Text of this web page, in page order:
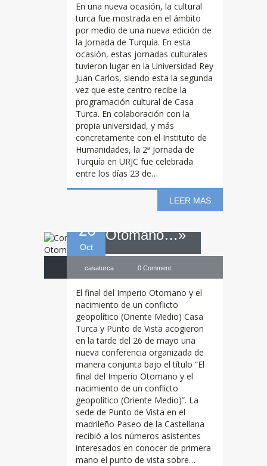
En una nueva ocasión, la cultural
turca fue mostrada en el ámbito
por medio de una nueva edición de
la Jornada de Turquía. En esta
ocasión, estas jornadas culturales
tuvieron lugar en la Universidad Rey
Juan Carlos, siendo esta la segunda
vez que este centro recibe la
programación cultural de Casa
Turca. En colaboración con la
propia universidad, y más
concretamente con el Instituto de
Humanidades, la 2ª Jornada de
Turquía en URJC fue celebrada
entre los días 23 de…
LEER MAS
26
Oct
Conferencia:
“El final del
Imperio
Otomano…»
casaturca 0 Comment
El final del Imperio Otomano y el
nacimiento de un conflicto
geopolítico (Oriente Medio) Casa
Turca y Punto de Vista acogieron
en la tarde del 26 de mayo una
nueva conferencia organizada de
manera conjunta bajo el título “El
final del Imperio Otomano y el
nacimiento de un conflicto
geopolítico (Oriente Medio)”. La
sede de Punto de Vista en el
madrileño Paseo de la Castellana
recibió a los números asistentes
interesados en conocer de primera
mano el punto de vista sobre…
Concurso de
Cocina Turca – 1ª